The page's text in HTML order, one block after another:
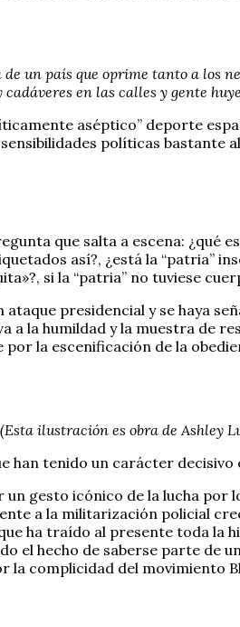
un país que oprime tanto a los
en las calles y gente
aséptico” deporte
políticas bastante
que salta a escena:
así?, ¿está la “patria”
si la “patria” no tuviese
presidencial y se haya
la humildad y la muestra de
la escenificación de la
(Esta ilustración es obra de Ashley
tenido un carácter decisivo
un gesto icónico de la lucha
a la militarización policial
ha traído al presente toda
hecho de saberse parte de
complicidad del movimiento